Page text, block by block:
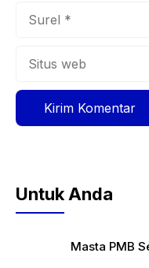
Untuk Anda
Masta PMB